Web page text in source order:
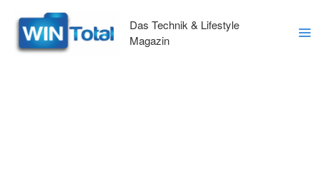
Inhalt
springen
Das Technik & Lifestyle
Magazin